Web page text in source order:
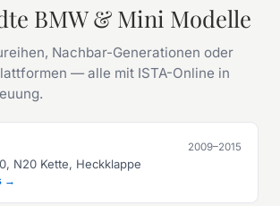
BMW & Mini Modelle
Nachbar-Generationen oder
— alle mit ISTA-Online in
2009–2015
N20 Kette, Heckklappe
→